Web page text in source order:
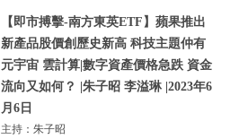
【即市搏擊-南方東英ETF】蘋果推出
新產品股價創歷史新高 科技主題仲有
元宇宙 雲計算|數字資產價格急跌 資金
流向又如何？ |朱子昭 李溢琳 |2023年6
月6日
主持：朱子昭